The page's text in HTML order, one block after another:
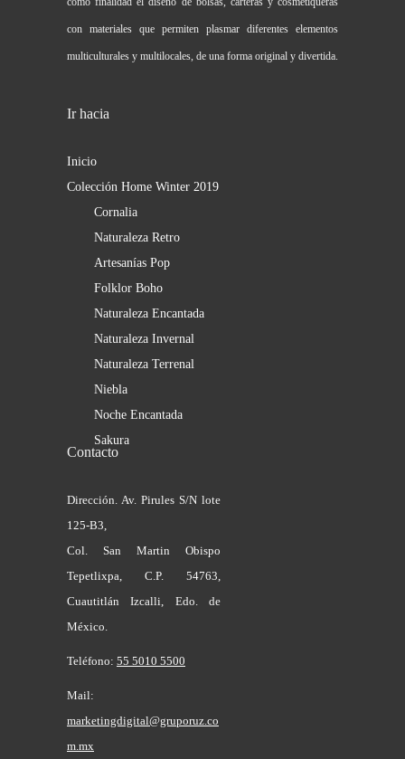
con materiales que permiten plasmar diferentes elementos
multiculturales y multilocales, de una forma original y divertida.
Ir hacia
Inicio
Colección Home Winter 2019
Cornalia
Naturaleza Retro
Artesanías Pop
Folklor Boho
Naturaleza Encantada
Naturaleza Invernal
Naturaleza Terrenal
Niebla
Noche Encantada
Sakura
Contacto
Dirección. Av. Pirules S/N lote
125-B3,
Col. San Martin Obispo
Tepetlixpa, C.P. 54763,
Cuautitlán Izcalli, Edo. de
México.
Teléfono: 55 5010 5500
Mail:
marketingdigital@gruporuz.co
m.mx